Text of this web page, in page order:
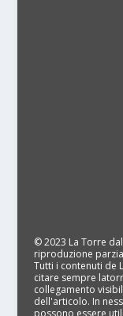
© 2023 La Torre
riproduzione
Tutti i contenuti de
citare sempre
collegamento
dell'articolo. In